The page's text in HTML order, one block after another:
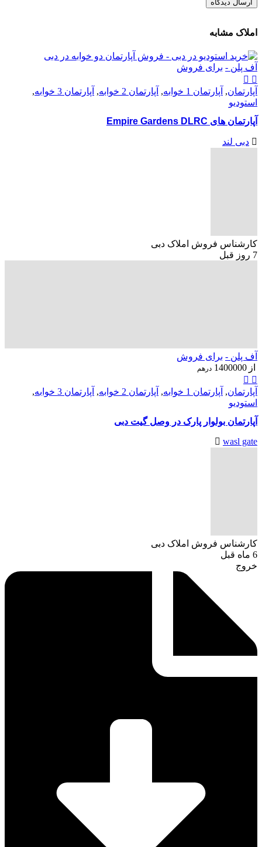
املاک مشابه
آف پلن - برای فروش
آپارتمان, آپارتمان 1 خوابه , آپارتمان 2 خوابه , آپارتمان 3 خوابه
,
استودیو
آپارتمان های Empire Gardens DLRC
دبی لند
کارشناس فروش املاک دبی
7 روز قبل
آف پلن - برای فروش
از 1400000 درهم
آپارتمان, آپارتمان 1 خوابه , آپارتمان 2 خوابه , آپارتمان 3 خوابه
,
استودیو
آپارتمان بولوار پارک در وصل گیت دبی
wasl gate
کارشناس فروش املاک دبی
6 ماه قبل
خروج